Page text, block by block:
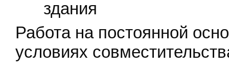
здания
Работа на постоянной
условиях